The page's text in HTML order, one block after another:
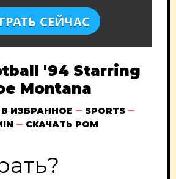
СЕЙЧАС
'94 Starring
Montana
ИЗБРАННОЕ
SPORTS
СКАЧАТЬ РОМ